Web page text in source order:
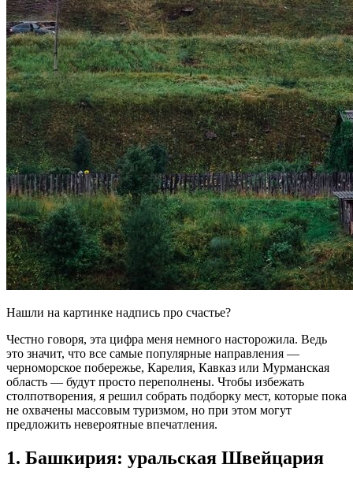
Нашли на картинке надпись про счастье?
Честно говоря, эта цифра меня немного насторожила. Ведь
это значит, что все самые популярные направления —
черноморское побережье, Карелия, Кавказ или Мурманская
область — будут просто переполнены. Чтобы избежать
столпотворения, я решил собрать подборку мест, которые пока
не охвачены массовым туризмом, но при этом могут
предложить невероятные впечатления.
1. Башкирия: уральская Швейцария